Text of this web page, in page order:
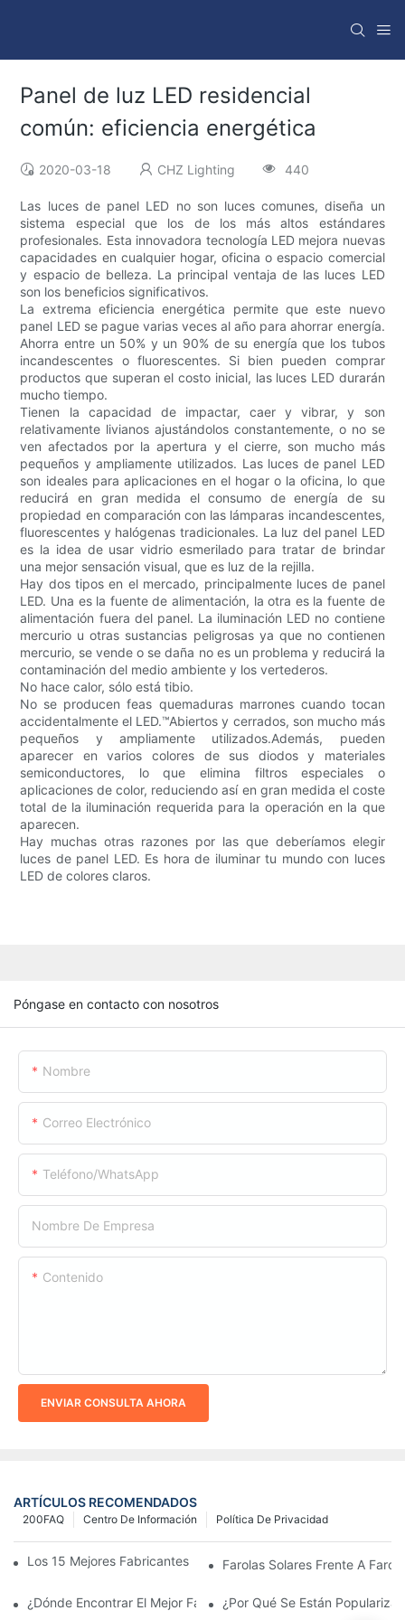
Panel de luz LED residencial
común: eficiencia energética
2020-03-18 CHZ Lighting 440
Las luces de panel LED no son luces comunes, diseña un
sistema especial que los de los más altos estándares
profesionales. Esta innovadora tecnología LED mejora nuevas
capacidades en cualquier hogar, oficina o espacio comercial
y espacio de belleza. La principal ventaja de las luces LED
son los beneficios significativos.
La extrema eficiencia energética permite que este nuevo
panel LED se pague varias veces al año para ahorrar energía.
Ahorra entre un 50% y un 90% de su energía que los tubos
incandescentes o fluorescentes. Si bien pueden comprar
productos que superan el costo inicial, las luces LED durarán
mucho tiempo.
Tienen la capacidad de impactar, caer y vibrar, y son
relativamente livianos ajustándolos constantemente, o no se
ven afectados por la apertura y el cierre, son mucho más
pequeños y ampliamente utilizados. Las luces de panel LED
son ideales para aplicaciones en el hogar o la oficina, lo que
reducirá en gran medida el consumo de energía de su
propiedad en comparación con las lámparas incandescentes,
fluorescentes y halógenas tradicionales. La luz del panel LED
es la idea de usar vidrio esmerilado para tratar de brindar
una mejor sensación visual, que es luz de la rejilla.
Hay dos tipos en el mercado, principalmente luces de panel
LED. Una es la fuente de alimentación, la otra es la fuente de
alimentación fuera del panel. La iluminación LED no contiene
mercurio u otras sustancias peligrosas ya que no contienen
mercurio, se vende o se daña no es un problema y reducirá la
contaminación del medio ambiente y los vertederos.
No hace calor, sólo está tibio.
No se producen feas quemaduras marrones cuando tocan
accidentalmente el LED.™Abiertos y cerrados, son mucho más
pequeños y ampliamente utilizados.Además, pueden
aparecer en varios colores de sus diodos y materiales
semiconductores, lo que elimina filtros especiales o
aplicaciones de color, reduciendo así en gran medida el coste
total de la iluminación requerida para la operación en la que
aparecen.
Hay muchas otras razones por las que deberíamos elegir
luces de panel LED. Es hora de iluminar tu mundo con luces
LED de colores claros.
Póngase en contacto con nosotros
Nombre
Correo Electrónico
Teléfono/WhatsApp
Nombre De Empresa
Contenido
ENVIAR CONSULTA AHORA
ARTÍCULOS RECOMENDADOS
Política De Privacidad
Centro De Información
200FAQ
Los 15 Mejores Fabricantes De Farolas Solares Del Mundo
Farolas Solares Frente A
¿Dónde Encontrar El Mejor Fabricante De Farolas Solares?
¿Por Qué Se Están